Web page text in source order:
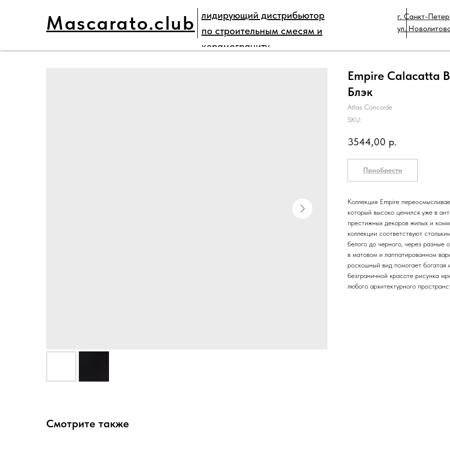
ГЛАВНАЯ НАШИ ПРОЕКТЫ ПАРТНЕРЫ ДЛЯ ПРОФЕССИОНАЛОВ КАТАЛОГ
КОНТАКТЫ
Mascarato.club
лидирующий дистрибьютор
по строительным смесям и
керамограниту
г. Санкт-
ул.
Empire Calacatta
Блэк
Atlas Concorde
SKU:
3544,00 р.
Приобрести
Коллекция Empire
который высоко ценился уже в
престижных декоров жилых и
коллекции соответствуют
белого до черного, через разные
в матовом и лаппатированном
роскошный вид помогает богатая
безграничной красоте рисунка
любого архитектурного
Смотрите также